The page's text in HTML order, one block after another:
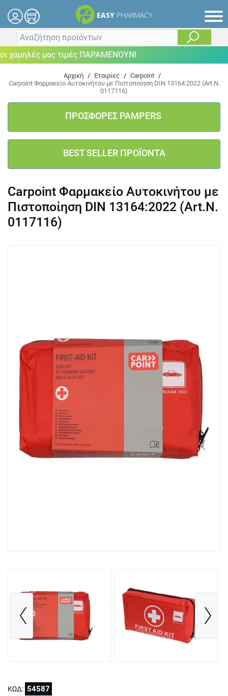
EASY PHARMACY
μας τιμές ΠΑΡΑΜΕΝΟΥΝ!
Αρχική / Εταιρίες / Carpoint /
Carpoint Φαρμακείο Αυτοκινήτου με Πιστοποίηση DIN 13164:2022 (Art.N.
0117116)
ΠΡΟΣΦΟΡΕΣ PAMPERS
BEST SELLER ΠΡΟΪΟΝΤΑ
Carpoint Φαρμακείο Αυτοκινήτου με
Πιστοποίηση DIN 13164:2022 (Art.N.
0117116)
ΚΩΔ: 54587